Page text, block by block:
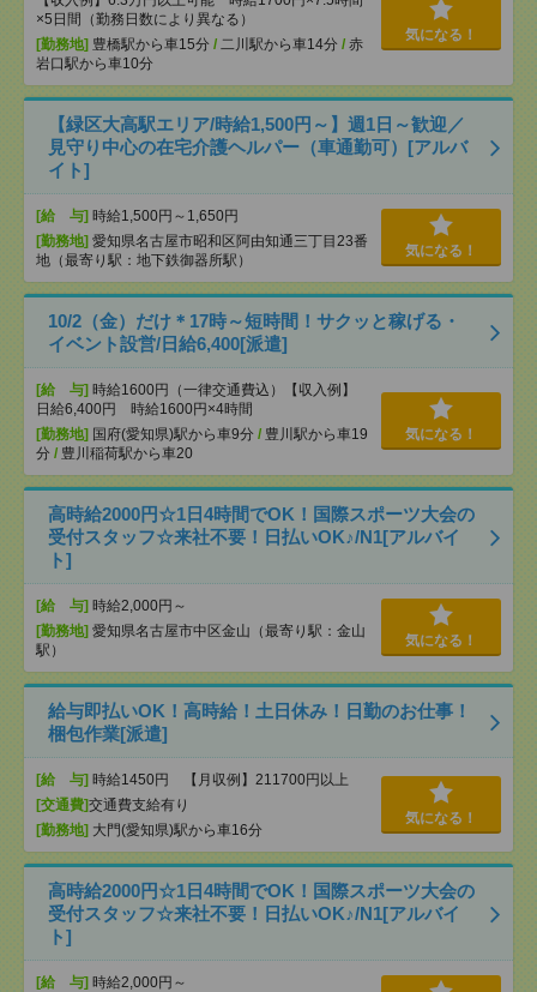
×5日間（勤務日数により異なる）
[勤務地] 豊橋駅から車15分 / 二川駅から車14分 / 赤
岩口駅から車10分
気になる！
【緑区大高駅エリア/時給1,500円～】週1日～歓迎／
見守り中心の在宅介護ヘルパー（車通勤可）[アルバ
イト]
[給 与] 時給1,500円～1,650円
[勤務地] 愛知県名古屋市昭和区阿由知通三丁目23番
地（最寄り駅：地下鉄御器所駅）
気になる！
10/2（金）だけ＊17時～短時間！サクッと稼げる・
イベント設営/日給6,400[派遣]
[給 与] 時給1600円（一律交通費込）【収入例】
日給6,400円 時給1600円×4時間
[勤務地] 国府(愛知県)駅から車9分 / 豊川駅から車19
分 / 豊川稲荷駅から車20
気になる！
高時給2000円☆1日4時間でOK！国際スポーツ大会の
受付スタッフ☆来社不要！日払いOK♪/N1[アルバイ
ト]
[給 与] 時給2,000円～
[勤務地] 愛知県名古屋市中区金山（最寄り駅：金山
駅）
気になる！
給与即払いOK！高時給！土日休み！日勤のお仕事！
梱包作業[派遣]
[給 与] 時給1450円 【月収例】211700円以上
[交通費]交通費支給有り
[勤務地] 大門(愛知県)駅から車16分
気になる！
高時給2000円☆1日4時間でOK！国際スポーツ大会の
受付スタッフ☆来社不要！日払いOK♪/N1[アルバイ
ト]
[給 与] 時給2,000円～